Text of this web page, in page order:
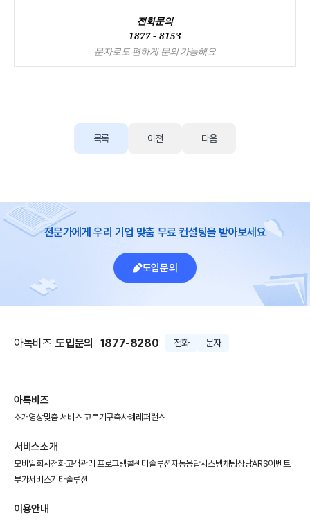
전화문의
1877 - 8153
문자로도 편하게 문의 가능해요
목록 이전 다음
전문가에게 우리 기업 맞춤 무료 컨설팅을 받아보세요
도입문의
아톡비즈 도입문의 1877-8280 전화 문자
아톡비즈
소개영상맞춤 서비스 고르기구축사례 레퍼런스
서비스소개
모바일회사전화고객관리 프로그램콜센터솔루션자동응답시스템채팅상담ARS이벤트
부가서비스기타솔루션
이용안내